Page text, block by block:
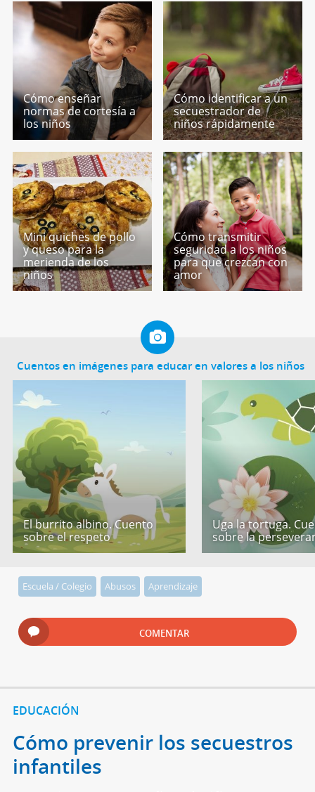
Cómo enseñar
normas de cortesía a
los niños
Cómo identificar a un
secuestrador de
niños rápidamente
Mini quiches de pollo
y queso para la
merienda de los
niños
Cómo transmitir
seguridad a los niños
para que crezcan con
amor
Cuentos en imágenes para educar en valores a los niños
El burrito albino. Cuento
sobre el respeto
Uga la tortuga.
sobre la
Escuela / Colegio Abusos Aprendizaje
COMENTAR
EDUCACIÓN
Cómo prevenir los secuestros
infantiles